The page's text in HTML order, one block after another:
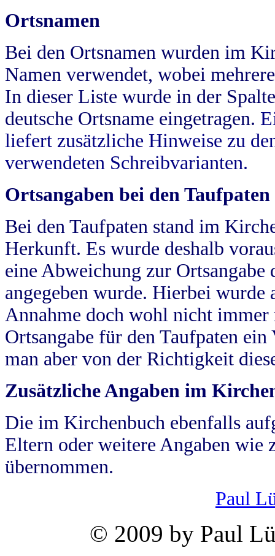
Ortsnamen
Bei den Ortsnamen wurden im
Namen verwendet, wobei
In dieser Liste wurde in der
deutsche Ortsname eingetragen.
liefert zusätzliche Hinweise zu
verwendeten Schreibvarianten.
Ortsangaben bei den Taufpaten
Bei den Taufpaten stand im
Herkunft. Es wurde deshalb
eine Abweichung zur
angegeben wurde. Hierbei wurde
Annahme doch wohl nicht
Ortsangabe für den Taufpaten
man aber von der Richtigkeit
Zusätzliche Angaben im
Die im Kirchenbuch ebenfalls
Eltern oder weitere Angaben wie
übernommen.
Paul
© 2009 by Paul